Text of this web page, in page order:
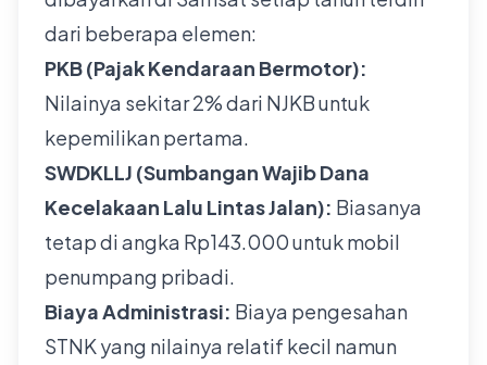
dari beberapa elemen:
PKB (Pajak Kendaraan Bermotor):
Nilainya sekitar 2% dari NJKB untuk
kepemilikan pertama.
SWDKLLJ (Sumbangan Wajib Dana
Kecelakaan Lalu Lintas Jalan): Biasanya
tetap di angka Rp143.000 untuk mobil
penumpang pribadi.
Biaya Administrasi: Biaya pengesahan
STNK yang nilainya relatif kecil namun